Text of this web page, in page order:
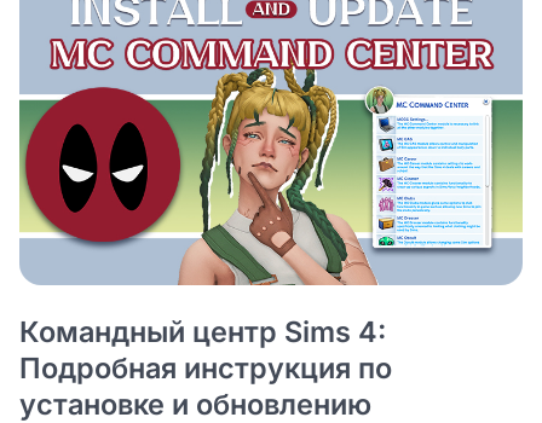
Командный центр Sims 4:
Подробная инструкция по
установке и обновлению